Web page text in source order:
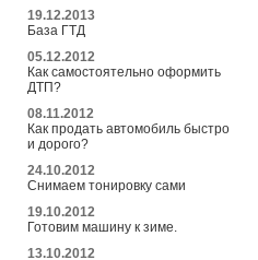
19.12.2013
База ГТД
05.12.2012
Как самостоятельно оформить
ДТП?
08.11.2012
Как продать автомобиль быстро
и дорого?
24.10.2012
Снимаем тонировку сами
19.10.2012
Готовим машину к зиме.
13.10.2012